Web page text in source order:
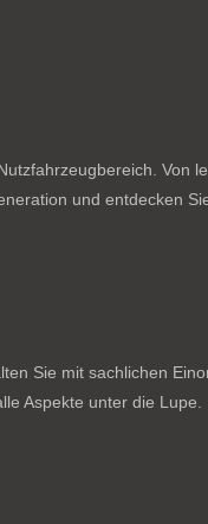
Von
und entdecken
Sie mit sachlichen
Aspekte unter die Lupe.